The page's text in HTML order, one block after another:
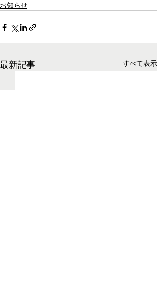
お知らせ
最新記事 すべて表示